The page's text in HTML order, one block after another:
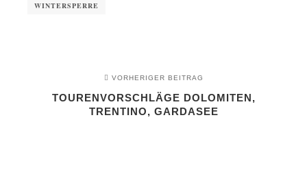
WINTERSPERRE
VORHERIGER BEITRAG
TOURENVORSCHLÄGE DOLOMITEN,
TRENTINO, GARDASEE